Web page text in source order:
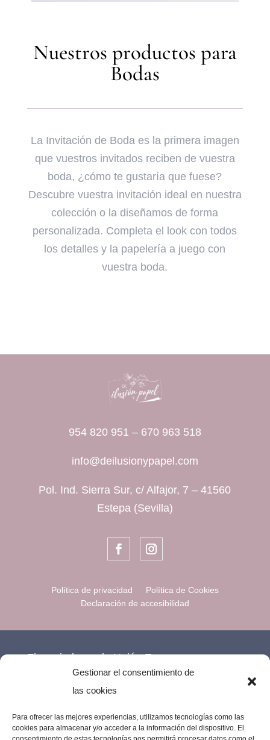
Gestionar el consentimiento de
las cookies
Para ofrecer las mejores experiencias, utilizamos tecnologías como las
cookies para almacenar y/o acceder a la información del dispositivo. El
Nuestros productos para
Bodas
La Invitación de Boda es la primera imagen
que vuestros invitados reciben de vuestra
boda, ¿cómo te gustaría que fuese?
Descubre vuestra invitación ideal en nuestra
colección o la diseñamos de forma
personalizada. Completa el look con todos
los detalles y la papelería a juego con
vuestra boda.
954 820 951 – 670 963 518
info@deilusionypapel.com
Pol. Ind. Sierra Sur, c/ Alfajor, 7 – 41560
Estepa (Sevilla)
Política de privacidad
Política de Cookies
Declaración de accesibilidad
Financiado por la Unión Europea –
NextGenerationEU.